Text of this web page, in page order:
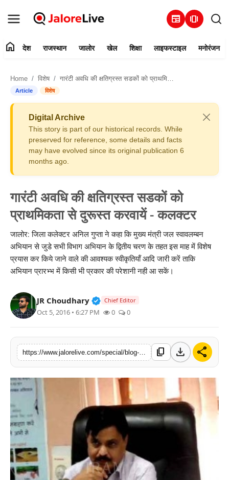
newspaper amp_stories
संपर्क करें
राजस्थान
खेल
शिक्षा
लाइफस्टाइल
मनोरंजन
तकनीक
विशेष
बिज़नेस
home देश राजस्थान जालोर खेल शिक्षा लाइफस्टाइल मनोरंजन
Home विशेष गारंटी अवधि की क्षतिग्रस्त सडकों को प्राथमिकता से दुरूस्त करवायें - कलक्टर
Article विशेष
Digital Archive
This story is part of our historical records. While
preserved for reference, some details and facts
may have evolved since its original publication 6
months ago.
गारंटी अवधि की क्षतिग्रस्त सडकों को
प्राथमिकता से दुरूस्त करवायें - कलक्टर
जालोर: जिला कलेक्टर अनिल गुप्ता ने कहा कि मुख्य मंत्री जल स्वावलम्बन
अभियान से जुडे सभी विभाग अभियान के द्वितीय चरण के तहत इस माह में विशेष
प्रयास कर किये जाने वाले की आवश्यक स्वीकृतियॉं आदि जारी करें ताकि
अभियान प्रारभ्भ में किसी भी प्रकार की परेशानी नही आ सकें।
JR Choudhary Verified Public Figure • 30 Mar,
Chief Editor
Oct 5, 2016 • 6:27 PM 0 0
content_copy download share